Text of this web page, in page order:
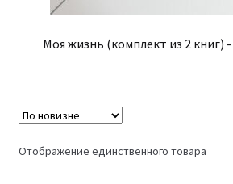
Моя жизнь (комплект из 2 книг)
Отображение единственного товара